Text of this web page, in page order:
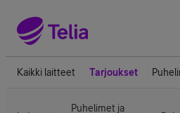
Kaikki laitteet Tarjoukset
Puhelimet ja